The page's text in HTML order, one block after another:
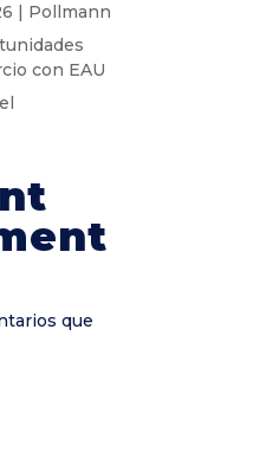
| Pollmann
con EAU
que